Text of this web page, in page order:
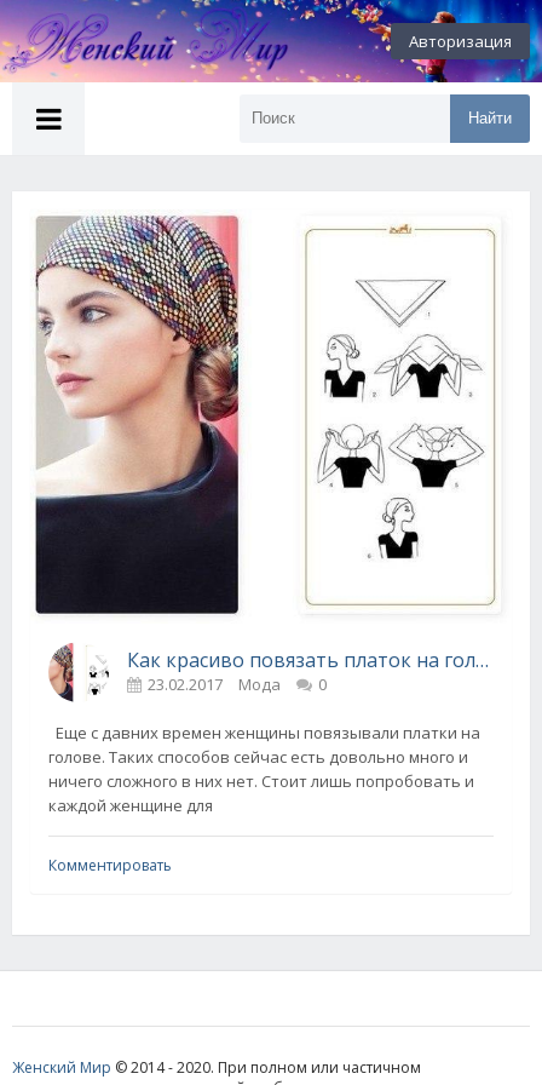
Авторизация
Найти
Как красиво повязать платок на голове и шее?
23.02.2017 Мода 0
Еще с давних времен женщины повязывали платки на
голове. Таких способов сейчас есть довольно много и
ничего сложного в них нет. Стоит лишь попробовать и
каждой женщине для
Комментировать
Женский Мир © 2014 - 2020. При полном или частичном